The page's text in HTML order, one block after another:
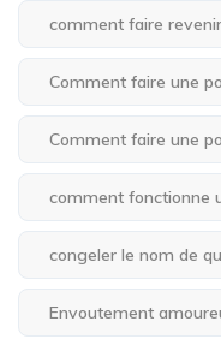
comment faire
Comment faire une
Comment faire une
comment fonctionne
congeler le nom de
Envoutement